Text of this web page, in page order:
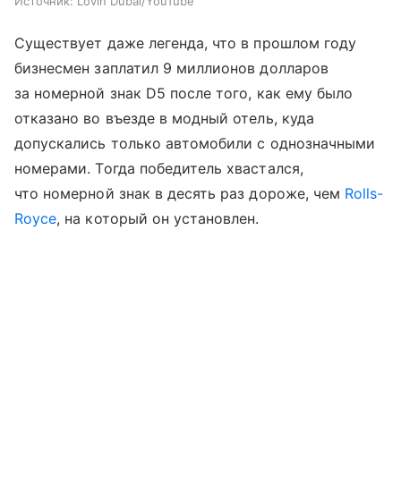
Существует даже легенда, что в прошлом году
бизнесмен заплатил 9 миллионов долларов
за номерной знак D5 после того, как ему было
отказано во въезде в модный отель, куда
допускались только автомобили с однозначными
номерами. Тогда победитель хвастался,
что номерной знак в десять раз дороже, чем Rolls-
Royce, на который он установлен.